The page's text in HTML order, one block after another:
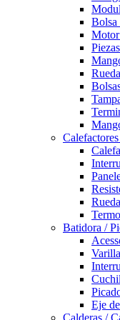
Bolsa
Motor
Batidora /
Eje
Calderas /